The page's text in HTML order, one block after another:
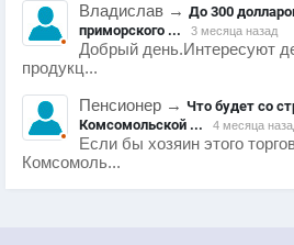
Владислав → До 300
приморского ...
3 месяца назад
Добрый день.Интересуют
продукц...
Пенсионер → Что будет со
Комсомольской ...
4 месяца
Если бы хозяин этого
Комсомоль...